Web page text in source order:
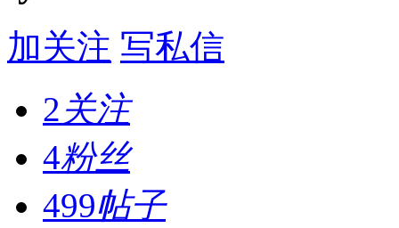
加关注 写私信
2关注
4粉丝
499帖子